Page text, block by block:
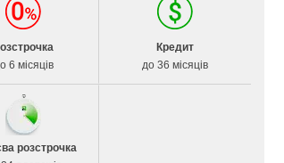
6 місяців
Кредит
до 36 місяців
розстрочка